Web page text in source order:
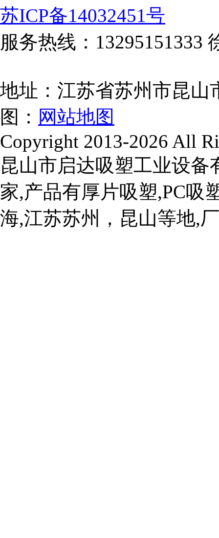
苏ICP备14032451号
服务热线：13295151333
地址：江苏省苏州市昆
图： 网站地图
Copyright 2013-2026 All
昆山市启达吸塑工业设
家,产品有厚片吸塑,PC吸
海,江苏苏州，昆山等地,